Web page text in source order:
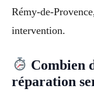
Rémy-de-
intervention.
Combien
réparation